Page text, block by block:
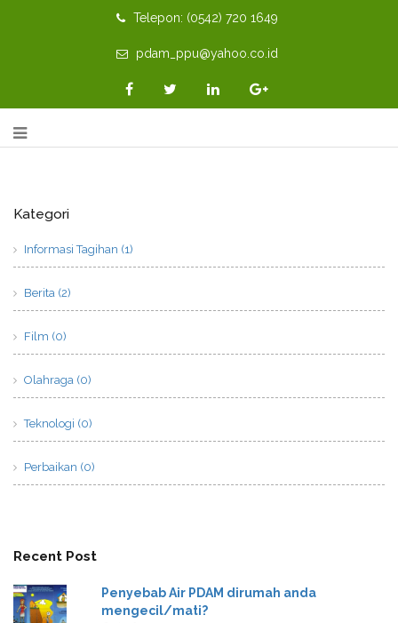
Telepon: (0542) 720 1649
pdam_ppu@yahoo.co.id
Kategori
Informasi Tagihan (1)
Berita (2)
Film (0)
Olahraga (0)
Teknologi (0)
Perbaikan (0)
Recent Post
Penyebab Air PDAM dirumah anda
mengecil/mati?